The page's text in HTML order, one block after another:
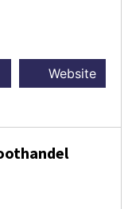
Website